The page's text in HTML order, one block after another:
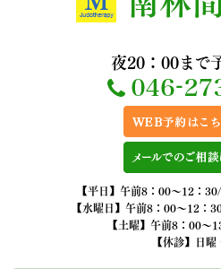
夜20：00まで
【平日】午前8：00～12：
【水曜日】午前8：00～12：
【土曜】午前8：00～
【休診】日曜